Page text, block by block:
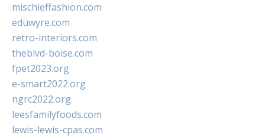
mischieffashion.com
eduwyre.com
retro-interiors.com
theblvd-boise.com
fpet2023.org
e-smart2022.org
ngrc2022.org
leesfamilyfoods.com
lewis-lewis-cpas.com